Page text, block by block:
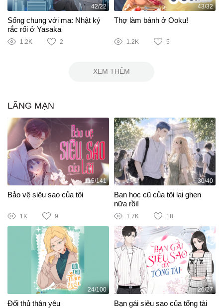
42/22
Sống chung với ma: Nhật ký
rắc rối ở Yasaka
1.2K 2
43/32
Thợ làm bánh ở Ooku!
1.2K 5
XEM THÊM
LÃNG MẠN
115/141
Bảo vệ siêu sao của tôi
1K 9
30/40
Bạn học cũ của tôi lại ghen
nữa rồi!
1.7K 18
24/100
Đối thủ thân yêu
26/27
Bạn gái siêu sao của tổng tài